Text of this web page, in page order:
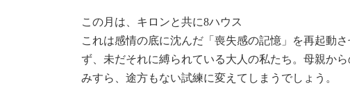
この月は、キロンと共に8ハウス
これは感情の底に沈んだ「喪失感の記憶」を再起動
ず、未だそれに縛られている大人の私たち。母親か
みすら、途方もない試練に変えてしまうでしょう。